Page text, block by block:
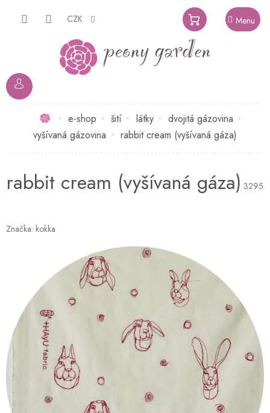
CZK
NÁKUPNÍ
KOŠÍK
Domůe-shop šití látky
dvojitá gázovina
vyšívaná gázovina
rabbit cream (vyšívaná gáza)
rabbit cream (vyšívaná gáza) 3295
Značka: kokka